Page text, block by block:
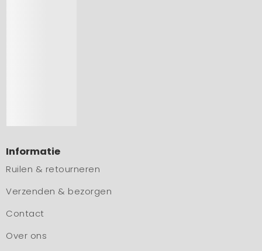
Informatie
Ruilen & retourneren
Verzenden & bezorgen
Contact
Over ons